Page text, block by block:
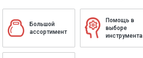
Большой
ассортимент
Помощь в
выборе
инструмента